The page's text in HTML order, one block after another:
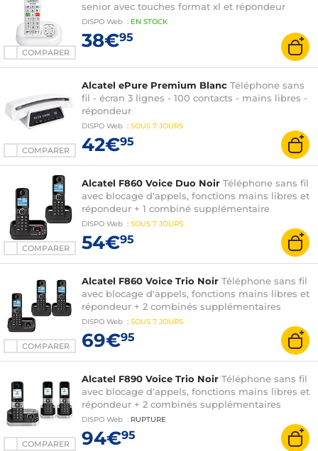
COMPARER
senior avec touches format xl et répondeur
DISPO Web : EN STOCK
38€95
COMPARER
Alcatel ePure Premium Blanc Téléphone sans
fil - écran 3 lignes - 100 contacts - mains libres -
répondeur
DISPO Web : SOUS 7 JOURS
42€95
COMPARER
Alcatel F860 Voice Duo Noir Téléphone sans fil
avec blocage d'appels, fonctions mains libres et
répondeur + 1 combiné supplémentaire
DISPO Web : SOUS 7 JOURS
54€95
COMPARER
Alcatel F860 Voice Trio Noir Téléphone sans fil
avec blocage d'appels, fonctions mains libres et
répondeur + 2 combinés supplémentaires
DISPO Web : SOUS 7 JOURS
69€95
COMPARER
Alcatel F890 Voice Trio Noir Téléphone sans fil
avec blocage d'appels, fonctions mains libres et
répondeur + 2 combinés supplémentaires
DISPO Web : RUPTURE
94€95